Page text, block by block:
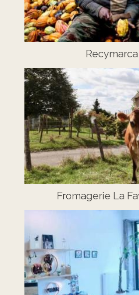
Recymarca
Fromagerie La